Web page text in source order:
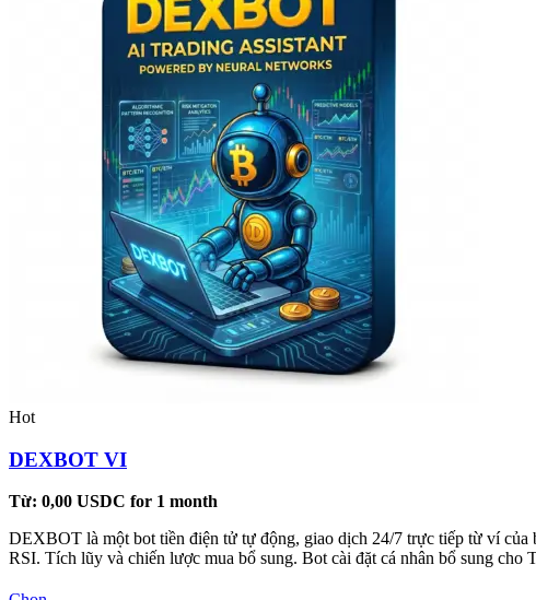
Hot
DEXBOT VI
Từ: 0,00 USDC for 1 month
DEXBOT là một bot tiền điện tử tự động, giao dịch 24/7 trực tiếp từ ví của
RSI. Tích lũy và chiến lược mua bổ sung. Bot cài đặt cá nhân bổ sung cho